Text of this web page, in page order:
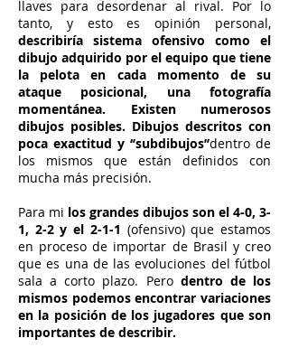
llaves para desordenar al rival. Por lo
tanto, y esto es opinión personal,
describiría sistema ofensivo como el
dibujo adquirido por el equipo que tiene
la pelota en cada momento de su
ataque posicional, una fotografía
momentánea. Existen numerosos
dibujos posibles. Dibujos descritos con
poca exactitud y ‘’subdibujos’’dentro de
los mismos que están definidos con
mucha más precisión.
Para mi los grandes dibujos son el 4-0, 3-
1, 2-2 y el 2-1-1 (ofensivo) que estamos
en proceso de importar de Brasil y creo
que es una de las evoluciones del fútbol
sala a corto plazo. Pero dentro de los
mismos podemos encontrar variaciones
en la posición de los jugadores que son
importantes de describir.